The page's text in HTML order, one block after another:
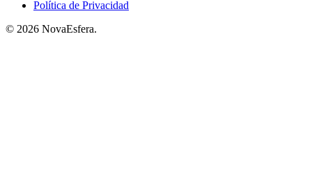
Política de Privacidad
© 2026 NovaEsfera.